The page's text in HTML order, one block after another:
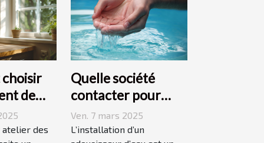
de
pour
atelier des
Quelle société
contacter pour
l'installation d'un
adoucisseur d'eau ?
Ven. 7 mars 2025
L’installation d’un